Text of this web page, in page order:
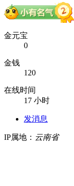
金元宝
0
金钱
120
在线时间
17 小时
发消息
IP属地： 云南省